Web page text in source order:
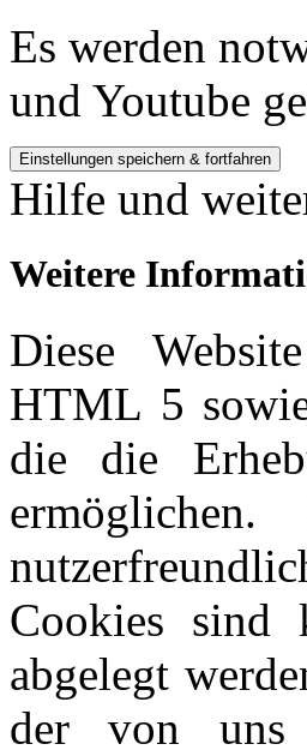
Es werden
und Youtube
Hilfe und
Weitere
Diese
HTML 5
die die
Cookies sind
abgelegt
der von uns